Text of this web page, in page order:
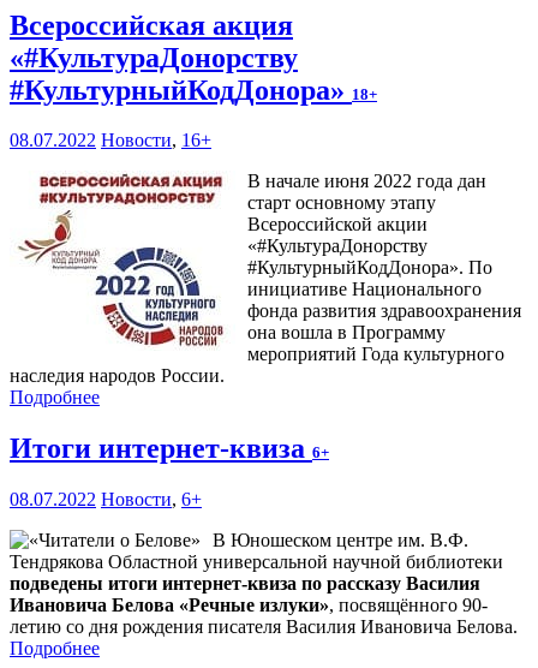
Всероссийская акция
«#КультураДонорству
#КультурныйКодДонора» 18+
08.07.2022 Новости, 16+
В начале июня 2022 года дан
старт основному этапу
Всероссийской акции
«#КультураДонорству
#КультурныйКодДонора». По
инициативе Национального
фонда развития здравоохранения
она вошла в Программу
мероприятий Года культурного
наследия народов России.
Подробнее
Итоги интернет-квиза 6+
08.07.2022 Новости, 6+
В Юношеском центре им. В.Ф.
Тендрякова Областной универсальной научной библиотеки
подведены итоги интернет-квиза по рассказу Василия
Ивановича Белова «Речные излуки», посвящённого 90-
летию со дня рождения писателя Василия Ивановича Белова.
Подробнее